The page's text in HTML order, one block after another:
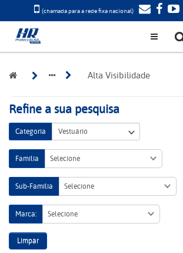
(chamada para a rede fixa nacional)
Alta Visibilidade
Refine a sua pesquisa
Categoria
Família Selecione
Sub-Família Selecione
Marca: Selecione
Limpar